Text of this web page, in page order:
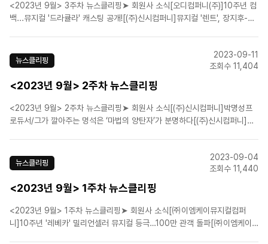
<2023년 9월> 3주차 뉴스클리핑➤ 회원사 소식[오디컴퍼니(주)]10주년 컴
백...뮤지컬 '드라큘라' 캐스팅 공개![(주)신시컴퍼니]뮤지컬 '렌트', 장지후-백
지컬 '시스트 액트' 글로벌 오디션, ..
뉴스클리핑
2023-09-11
조회수 11,404
<2023년 9월> 2주차 뉴스클리핑
<2023년 9월> 2주차 뉴스클리핑➤ 회원사 소식[(주)신시컴퍼니]박명성프
로듀서/그가 깔아주는 멍석은 ‘마법의 양탄자’가 분명하다[(주)신시컴퍼니]쇼
11월 개막…김소현·이정화·유리아[(주)..
뉴스클리핑
2023-09-04
조회수 11,440
<2023년 9월> 1주차 뉴스클리핑
<2023년 9월> 1주차 뉴스클리핑➤ 회원사 소식[㈜이엠케이뮤지컬컴퍼
니]10주년 '레베카' 밀리언셀러 뮤지컬 등극…100만 관객 돌파[㈜이엠케이